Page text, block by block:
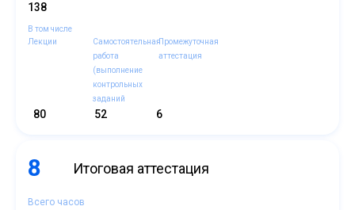
138
В том числе
Лекции
Самостоятельная
работа
(выполнение
контрольных
заданий
Промежуточная
аттестация
80 52 6
8 Итоговая аттестация
Всего часов